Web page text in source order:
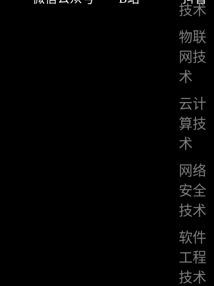
技术
物联
网技
术
云计
算技
术
网络
安全
技术
软件
工程
技术